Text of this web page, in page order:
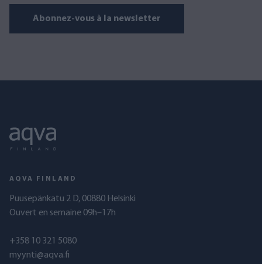
Abonnez-vous à la newsletter
AQVA FINLAND
Puusepänkatu 2 D, 00880 Helsinki
Ouvert en semaine 09h–17h
+358 10 321 5080
myynti@aqva.fi